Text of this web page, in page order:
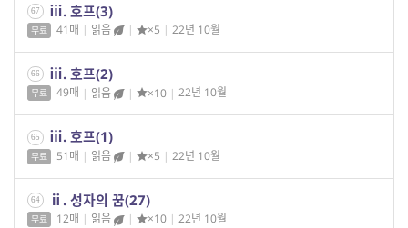
67 ⅲ. 호프(3)
무료 41매 | 읽음 | ×5 | 22년 10월
66 ⅲ. 호프(2)
무료 49매 | 읽음 | ×10 | 22년 10월
65 ⅲ. 호프(1)
무료 51매 | 읽음 | ×5 | 22년 10월
64 ⅱ. 성자의 꿈(27)
무료 12매 | 읽음 | ×10 | 22년 10월